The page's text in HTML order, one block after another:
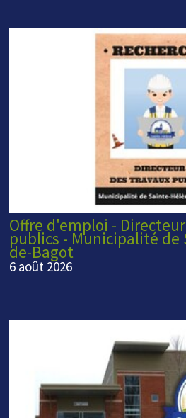
Offre d'emploi -
publics - Municipalité de
de-Bagot
6 août 2026